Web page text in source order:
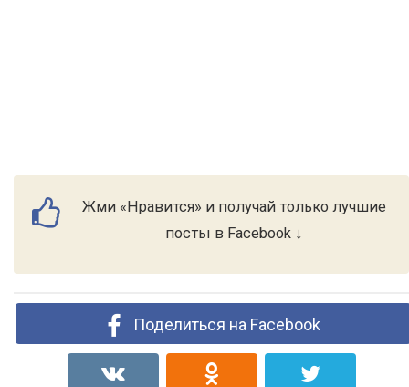
Жми «Нравится» и получай только лучшие
посты в Facebook ↓
Поделиться на Facebook